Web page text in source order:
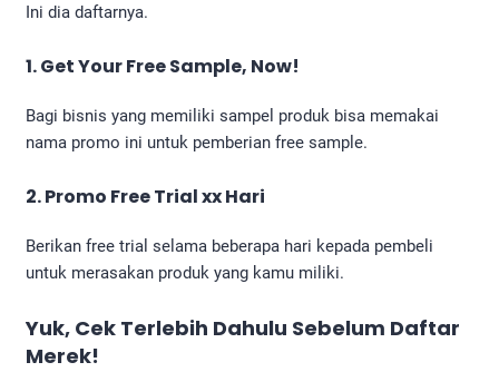
Ini dia daftarnya.
1. Get Your Free Sample, Now!
Bagi bisnis yang memiliki sampel produk bisa memakai
nama promo ini untuk pemberian free sample.
2. Promo Free Trial xx Hari
Berikan free trial selama beberapa hari kepada pembeli
untuk merasakan produk yang kamu miliki.
Yuk, Cek Terlebih Dahulu Sebelum Daftar
Merek!